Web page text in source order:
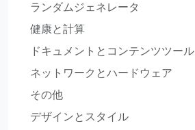
ランダムジェネレータ
健康と計算
ドキュメントとコンテンツツール
ネットワークとハードウェア
その他
デザインとスタイル